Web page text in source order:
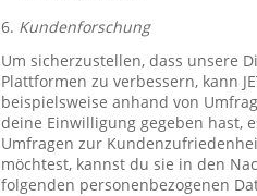
6. Kundenforschung
Um sicherzustellen, dass unsere
Plattformen zu verbessern, kann
beispielsweise anhand von
deine Einwilligung gegeben hast,
Umfragen zur
möchtest, kannst du sie in den
folgenden personenbezogenen